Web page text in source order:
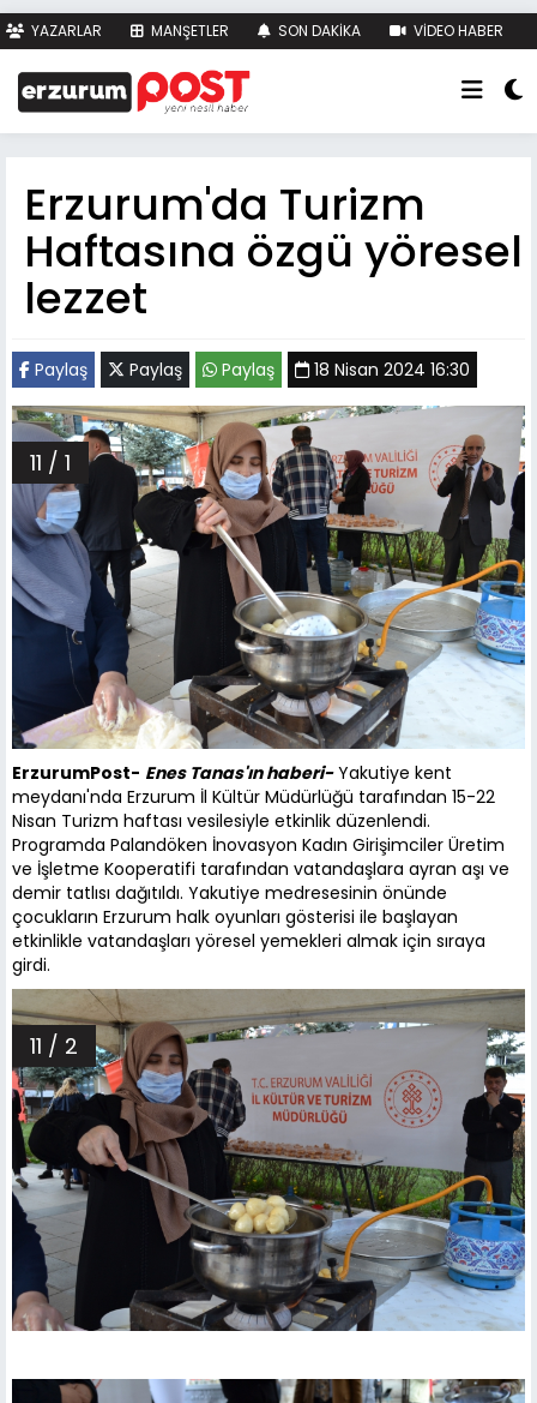
YAZARLAR MANŞETLER SON DAKİKA
VİDEO HABER
İLETİŞİM
Erzurum'da Turizm
Haftasına özgü yöresel
lezzet
Paylaş Paylaş Paylaş 18 Nisan 2024 16:30
11 / 1
ErzurumPost- Enes Tanas'ın haberi-Yakutiye kent
meydanı'nda Erzurum İl Kültür Müdürlüğü tarafından 15-22
Nisan Turizm haftası vesilesiyle etkinlik düzenlendi.
Programda Palandöken İnovasyon Kadın Girişimciler Üretim
ve İşletme Kooperatifi tarafından vatandaşlara ayran aşı ve
demir tatlısı dağıtıldı. Yakutiye medresesinin önünde
çocukların Erzurum halk oyunları gösterisi ile başlayan
etkinlikle vatandaşları yöresel yemekleri almak için sıraya
girdi.
11 / 2